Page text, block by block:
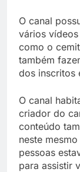
O canal
vários
como o
também
dos inscritos
O canal
criador do
conteúdo
neste
pessoas
para assistir